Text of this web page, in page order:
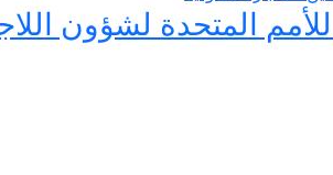
المتحدة لشؤون